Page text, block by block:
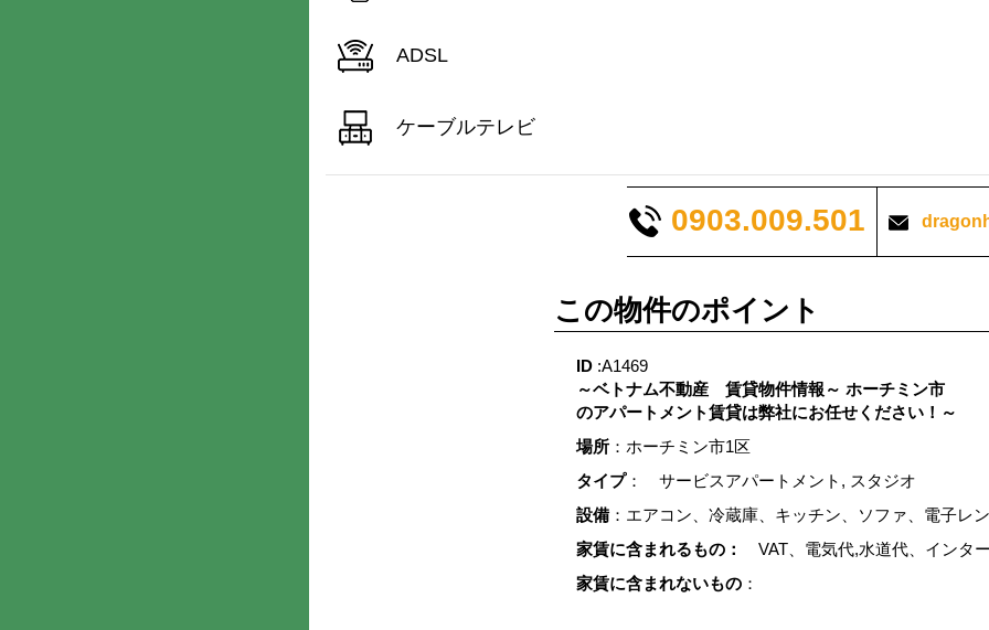
ADSL
ケーブルテレビ
0903.009.501
この物件のポイント
ID :A1469
～ベトナム不動産 賃貸物件情報～ ホーチミン市
のアパートメント賃貸は弊社にお任せください！～
場所 ：ホーチミン市1区
タイプ： サービスアパートメント, スタジオ
設備：エアコン、冷蔵庫、キッチン、ソファ、電子レ
家賃に含まれるもの：
VAT、電気代,水道代、インタ
家賃に含まれないもの ：